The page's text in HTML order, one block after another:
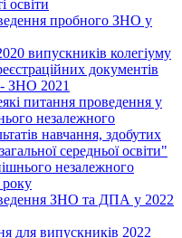
освіти
пробного ЗНО у
випускників колегіуму
документів
- ЗНО 2021
питання проведення у
незалежного
навчання, здобутих
середньої освіти"
незалежного
ЗНО та ДПА у 2022
для випускників 2022